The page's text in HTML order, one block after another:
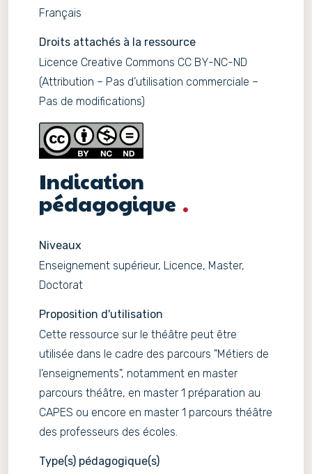
Français
Droits attachés à la ressource
Licence Creative Commons CC BY-NC-ND
(Attribution – Pas d’utilisation commerciale –
Pas de modifications)
Indication
pédagogique
Niveaux
Enseignement supérieur, Licence, Master,
Doctorat
Proposition d'utilisation
Cette ressource sur le théâtre peut être
utilisée dans le cadre des parcours "Métiers de
l'enseignements", notamment en master
parcours théâtre, en master 1 préparation au
CAPES ou encore en master 1 parcours théâtre
des professeurs des écoles.
Type(s) pédagogique(s)